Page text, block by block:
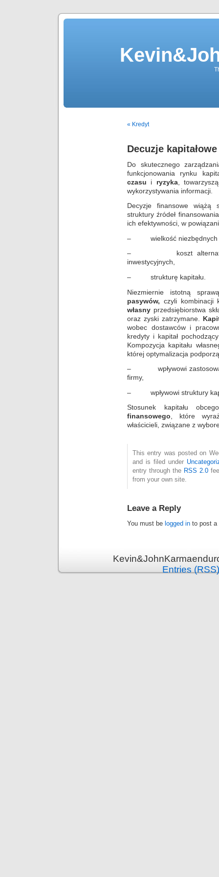
« Kredyt
Decuzje kapitałowe
Do skutecznego
funkcjonowania rynku
czasu i ryzyka,
wykorzystywania informacji.
Decyzje finansowe
struktury źródeł
ich efektywności, w
– wielkość niezbędnych
– koszt
inwestycyjnych,
– strukturę kapitału.
Niezmiernie istotną
pasywów, czyli kombinacji
własny przedsiębiorstwa
oraz zyski zatrzymane.
wobec dostawców i
kredyty i kapitał
Kompozycja kapitału
której optymalizacja
– wpływowi
firmy,
– wpływowi struktury
Stosunek kapitału
finansowego, które
właścicieli, związane z
This entry was posted on
and is filed under
entry through the RSS 2.0
from your own site.
Leave a Reply
You must be logged in to post a
Entries (RSS)